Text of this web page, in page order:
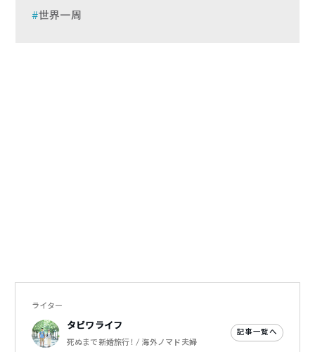
世界一周
ライター
タビワライフ
死ぬまで新婚旅行！ / 海外ノマド夫婦
記事一覧へ